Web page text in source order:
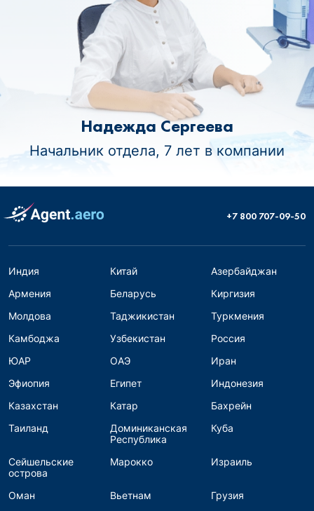
Надежда Сергеева
Начальник отдела, 7 лет в компании
+7 800 707-09-50
Индия Китай
Азербайджан
Армения
Беларусь
Киргизия
Молдова
Таджикистан
Туркмения
Камбоджа
Узбекистан
Россия
ЮАР
ОАЭ
Иран
Эфиопия
Египет
Индонезия
Казахстан
Катар
Бахрейн
Таиланд
Доминиканская
Республика
Куба
Сейшельские
острова
Марокко Израиль
Оман Вьетнам
Грузия